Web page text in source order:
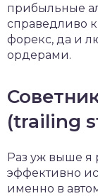
прибыльные
справедливо
форекс, да и
ордерами.
(trailing
Раз уж выше я
эффективно
именно в